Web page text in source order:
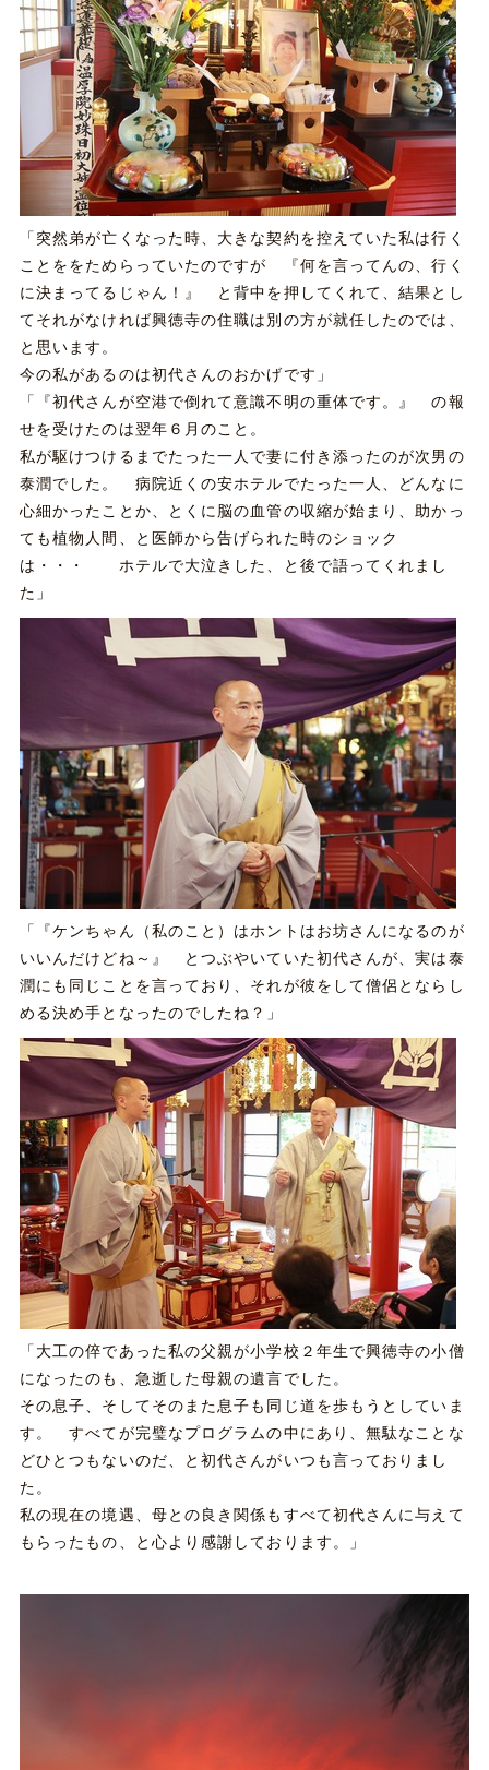
「突然弟が亡くなった時、大きな契約を控えていた私は行く
ことををためらっていたのですが 『何を言ってんの、行く
に決まってるじゃん！』 と背中を押してくれて、結果とし
てそれがなければ興徳寺の住職は別の方が就任したのでは、
と思います。
今の私があるのは初代さんのおかげです」
「『初代さんが空港で倒れて意識不明の重体です。』 の報
せを受けたのは翌年６月のこと。
私が駆けつけるまでたった一人で妻に付き添ったのが次男の
泰潤でした。 病院近くの安ホテルでたった一人、どんなに
心細かったことか、とくに脳の血管の収縮が始まり、助かっ
ても植物人間、と医師から告げられた時のショック
は・・・ ホテルで大泣きした、と後で語ってくれまし
た」
「『ケンちゃん（私のこと）はホントはお坊さんになるのが
いいんだけどね～』 とつぶやいていた初代さんが、実は泰
潤にも同じことを言っており、それが彼をして僧侶とならし
める決め手となったのでしたね？」
「大工の倅であった私の父親が小学校２年生で興徳寺の小僧
になったのも、急逝した母親の遺言でした。
その息子、そしてそのまた息子も同じ道を歩もうとしていま
す。 すべてが完璧なプログラムの中にあり、無駄なことな
どひとつもないのだ、と初代さんがいつも言っておりまし
た。
私の現在の境遇、母との良き関係もすべて初代さんに与えて
もらったもの、と心より感謝しております。」